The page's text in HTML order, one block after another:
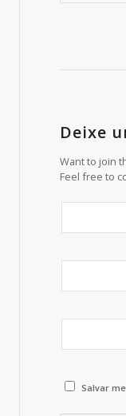
Deixe
Want to join
Feel free to
Salvar